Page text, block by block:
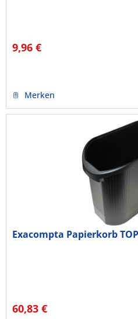
9,96 €
Merken
Exacompta Papierkorb
60,83 €